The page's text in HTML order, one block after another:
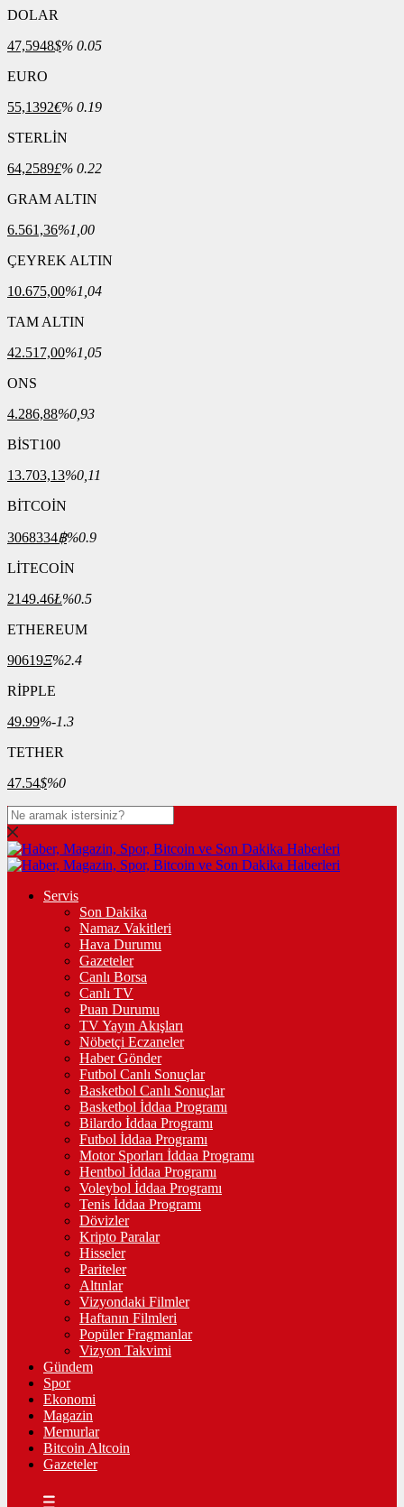
DOLAR
47,5948$% 0.05
EURO
55,1392€% 0.19
STERLİN
64,2589£% 0.22
GRAM ALTIN
6.561,36%1,00
ÇEYREK ALTIN
10.675,00%1,04
TAM ALTIN
42.517,00%1,05
ONS
4.286,88%0,93
BİST100
13.703,13%0,11
BİTCOİN
3068334฿%0.9
LİTECOİN
2149.46Ł%0.5
ETHEREUM
90619Ξ%2.4
RİPPLE
49.99%-1.3
TETHER
47.54$%0
Servis
Son Dakika
Namaz Vakitleri
Hava Durumu
Gazeteler
Canlı Borsa
Canlı TV
Puan Durumu
TV Yayın Akışları
Nöbetçi Eczaneler
Haber Gönder
Futbol Canlı Sonuçlar
Basketbol Canlı Sonuçlar
Basketbol İddaa Programı
Bilardo İddaa Programı
Futbol İddaa Programı
Motor Sporları İddaa Programı
Hentbol İddaa Programı
Voleybol İddaa Programı
Tenis İddaa Programı
Dövizler
Kripto Paralar
Hisseler
Pariteler
Altınlar
Vizyondaki Filmler
Haftanın Filmleri
Popüler Fragmanlar
Vizyon Takvimi
Gündem
Spor
Ekonomi
Magazin
Memurlar
Bitcoin Altcoin
Gazeteler